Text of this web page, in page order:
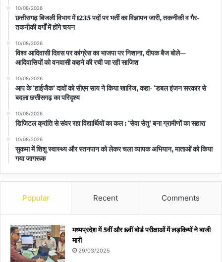
10/08/2026
छत्तीसगढ़ बिजली विभाग में 1235 पदों पर भर्ती का विज्ञापन जारी, तकनीकी व गैर-
तकनीकी वर्गों में होंगे चयन
10/08/2026
विश्व आदिवासी दिवस पर कांग्रेस का भाजपा पर निशाना, दीपक बैज बोले—
आदिवासियों को वनवासी कहने की रची जा रही साजिश
10/08/2026
आप के ‘हाईजैक’ दावों को सीएम साय ने किया खारिज, कहा- ‘डबल इंजन सरकार से
बदला छत्तीसगढ़ का परिदृश्य
10/08/2026
डिजिटल क्रांति से संवर रहा विद्यार्थियों का कल : ‘सेवा सेतु’ बना ग्रामीणों का सहारा
10/08/2026
सुकमा में शिशु स्वास्थ्य और स्तनपान को लेकर चला व्यापक अभियान, माताओं को किया
गया जागरूक
Popular Recent Comments
मध्यप्रदेश में 5वीं और 8वीं बोर्ड परीक्षाओं में लड़कियों ने बाजी
मारी
29/03/2025